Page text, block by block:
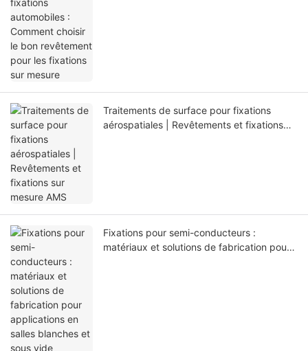
Traitements de surface pour fixations
aérospatiales | Revêtements et fixations
Fixations pour semi-conducteurs :
matériaux et solutions de fabrication pour